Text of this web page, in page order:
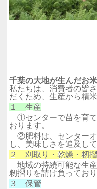
千葉の大地が生んだお米
私たちは、消費者の皆
だくため、生産から精
１ 生産
①センターで苗を育て
おります。
②肥料は、センターオ
し、美味しさを追及して
２ 刈取り・乾燥・籾摺
地域の持続可能な生産
籾摺りを請け負っており
３ 保管